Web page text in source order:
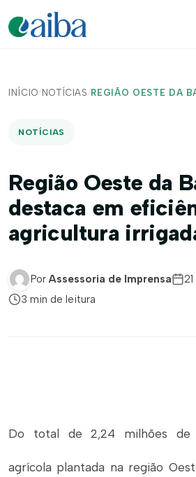
INÍCIO/ NOTÍCIAS / REGIÃO OESTE DA
NOTÍCIAS
Região Oeste da
destaca em
agricultura
Por Assessoria de Imprensa
3 min de leitura
Do total de 2,24 milhões de
agrícola plantada na região